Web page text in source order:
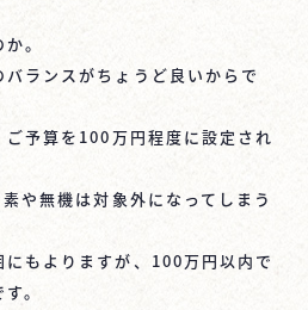
。
ランスがちょうど良いからで
予算を100万円程度に設定され
や無機は対象外になってしまう
もよりますが、100万円以内で
。